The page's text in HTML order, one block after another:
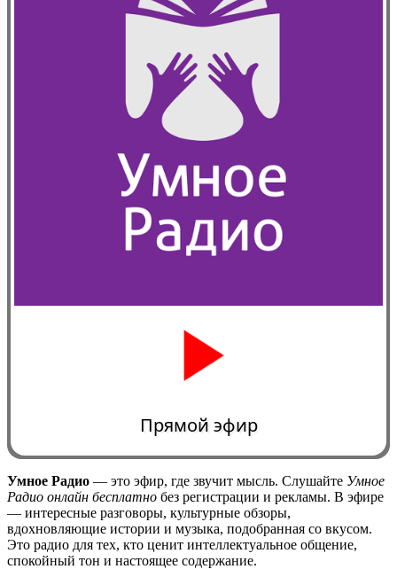
Прямой эфир
Умное Радио — это эфир, где звучит мысль. Слушайте Умное
Радио онлайн бесплатно без регистрации и рекламы. В эфире
— интересные разговоры, культурные обзоры,
вдохновляющие истории и музыка, подобранная со вкусом.
Это радио для тех, кто ценит интеллектуальное общение,
спокойный тон и настоящее содержание.